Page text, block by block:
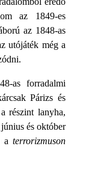
az 1849-es
az 1848-as
utójáték még a
as forradalmi
Párizs és
részint lanyha,
és október
aterrorizmuson